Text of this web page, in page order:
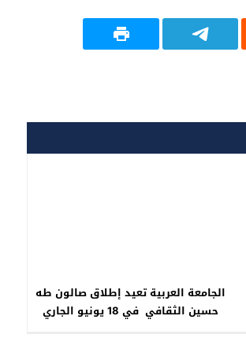
الجامعة العربية تعيد إطلاق صالون طه
حسين الثقافي في 18 يونيو الجاري